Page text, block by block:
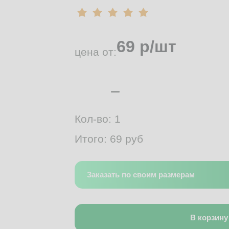
цена от:69 р/шт
Кол-во: 1
Итого: 69 руб
Заказать по своим размерам
В корзину